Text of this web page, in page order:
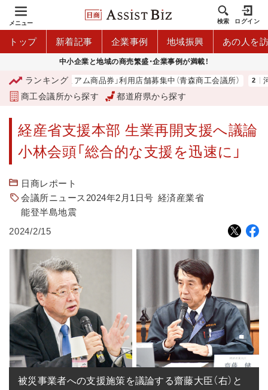
メニュー 検索 ログイン
トップ 新着記事 企業事例 地域振興 あの人を
中小企業と地域の商売繁盛・企業事例が満載！
ランキング
「青森市プレミアム商品券」利用店舗募集中（青森商工会議所） 河
商工会議所から探す 都道府県から探す
経産省支援本部 生業再開支援へ議論
小林会頭「総合的な支援を迅速に」
日商レポート
会議所ニュース2024年2月1日号 経済産業省
能登半島地震
2024/2/15
被災事業者への支援施策を議論する齋藤大臣（右）と